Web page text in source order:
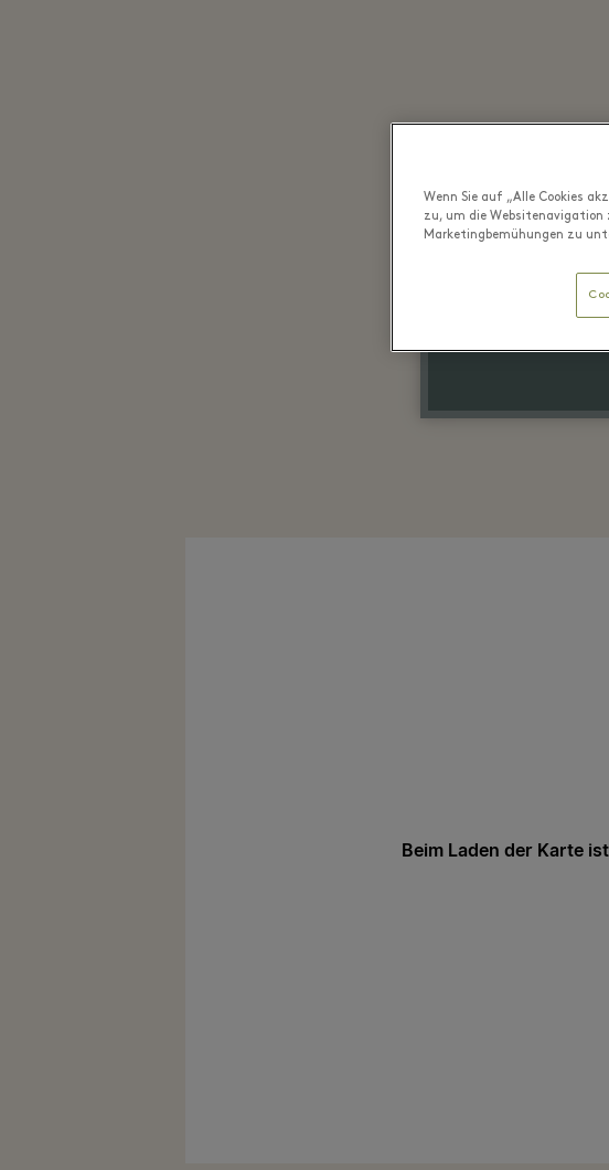
Bis
Wenn Sie auf „Alle Cookies
zu, um die Websitenavigation
Marketingbemühungen zu